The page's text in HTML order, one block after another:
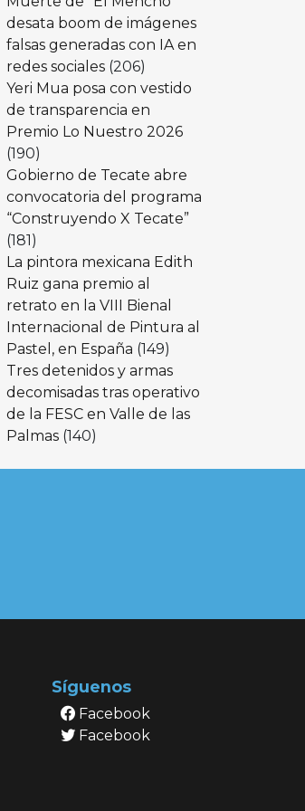
desata boom de imágenes
falsas generadas con IA en
redes sociales (206)
Yeri Mua posa con vestido
de transparencia en
Premio Lo Nuestro 2026
(190)
Gobierno de Tecate abre
convocatoria del programa
“Construyendo X Tecate”
(181)
La pintora mexicana Edith
Ruiz gana premio al
retrato en la VIII Bienal
Internacional de Pintura al
Pastel, en España (149)
Tres detenidos y armas
decomisadas tras operativo
de la FESC en Valle de las
Palmas (140)
Síguenos
Facebook
Facebook